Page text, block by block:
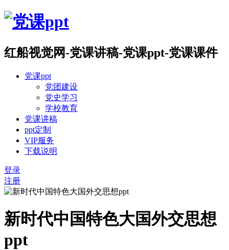
红船视觉网-党课讲稿-党课ppt-党课课件
党课ppt
党团建设
党史学习
学校教育
党课讲稿
ppt定制
VIP服务
下载说明
登录
注册
新时代中国特色大国外交思想
ppt